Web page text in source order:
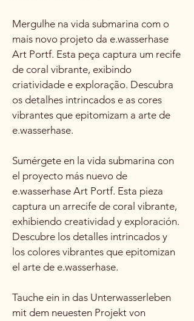
Mergulhe na vida submarina com o
mais novo projeto da e.wasserhase
Art Portf. Esta peça captura um recife
de coral vibrante, exibindo
criatividade e exploração. Descubra
os detalhes intrincados e as cores
vibrantes que epitomizam a arte de
e.wasserhase.
Sumérgete en la vida submarina con
el proyecto más nuevo de
e.wasserhase Art Portf. Esta pieza
captura un arrecife de coral vibrante,
exhibiendo creatividad y exploración.
Descubre los detalles intrincados y
los colores vibrantes que epitomizan
el arte de e.wasserhase.
Tauche ein in das Unterwasserleben
mit dem neuesten Projekt von